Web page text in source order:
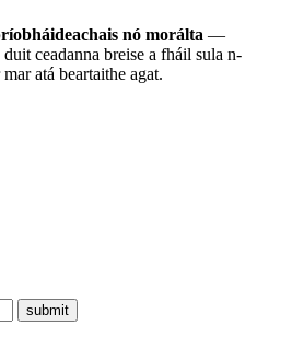
nó morálta —
ceadanna breise a fháil sula n-
atá beartaithe agat.
submit